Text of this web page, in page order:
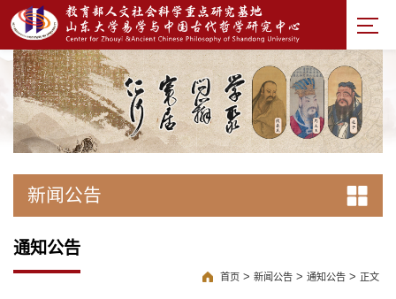
新闻公告
通知公告
首页 > 新闻公告 > 通知公告 > 正文